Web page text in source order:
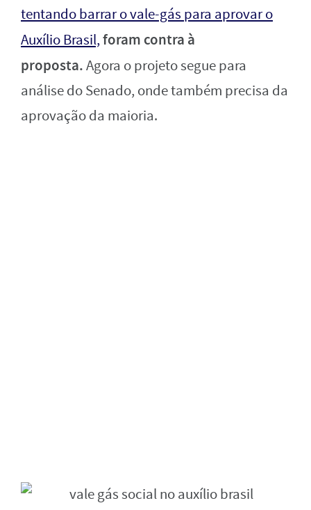
tentando barrar o vale-gás para aprovar o
Auxílio Brasil,foram contra à
proposta.Agora o projeto segue para
análise do Senado, onde também precisa da
aprovação da maioria.